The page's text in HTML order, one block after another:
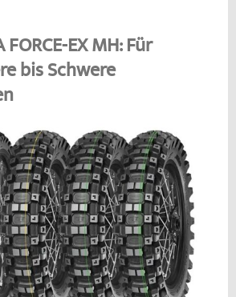
FORCE-EX MH: Für
bis Schwere